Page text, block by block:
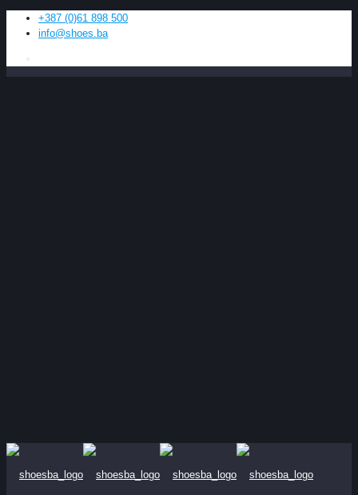
+387 (0)61 898 500
info@shoes.ba